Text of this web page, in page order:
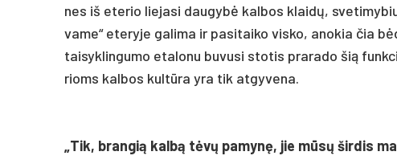
nes iš ete­rio lie­ja­si dau­gybė kal­bos klaidų,
va­me“ ete­ry­je ga­li­ma ir pa­si­tai­ko vis­ko, ano­kia čia
tai­syk­lin­gu­mo eta­lo­nu bu­vu­si sto­tis pra­ra­do šią
rioms kal­bos kultū­ra yra tik at­gy­ve­na.
„Tik, bran­gią kalbą tėvų pa­mynę, jie mūsų šir­dis